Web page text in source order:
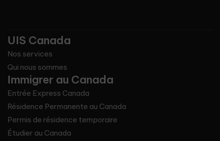
UIS Canada
Nos services
Qui nous sommes
Immigrer au Canada
Entrée Express Canada
Résidence Permanente au Canada
Permis de résidence temporaire
Étudier au Canada